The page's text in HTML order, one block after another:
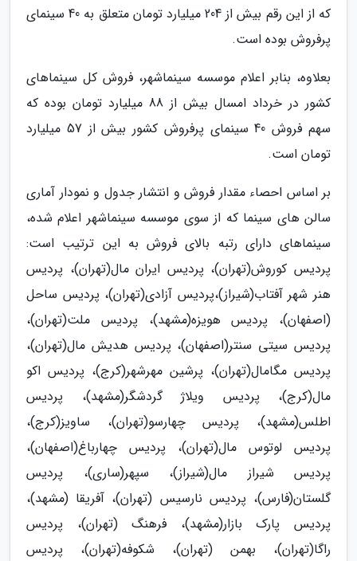
که از این رقم بیش از 204 میلیارد تومان متعلق به 40 سینمای
پرفروش بوده است.
بعلاوه، بنابر اعلام موسسه سینماشهر، فروش کل سینماهای
کشور در خرداد امسال بیش از 88 میلیارد تومان بوده که
سهم فروش 40 سینمای پرفروش کشور بیش از 57 میلیارد
تومان است.
بر اساس احصاء مقدار فروش و انتشار جدول و نمودار آماری
سالن های سینما که از سوی موسسه سینماشهر اعلام شده،
سینماهای دارای رتبه بالای فروش به این ترتیب است:
پردیس کوروش(تهران)، پردیس ایران مال(تهران)، پردیس
هنر شهر آفتاب(شیراز)،پردیس آزادی(تهران)، پردیس ساحل
(اصفهان)، پردیس هویزه(مشهد)، پردیس ملت(تهران)،
پردیس سیتی سنتر(اصفهان)، پردیس هدیش مال(تهران)،
پردیس مگامال(تهران)، پرشین مهرشهر(کرج)، پردیس اکو
مال(کرج)، پردیس ویلاژ گردشگر(مشهد)، پردیس
اطلس(مشهد)، پردیس چهارسو(تهران)، ساویز(کرج)،
پردیس لوتوس مال(تهران)، پردیس چهارباغ(اصفهان)،
پردیس شیراز مال(شیراز)، سپهر(ساری)، پردیس
گلستان(فارس)، پردیس نارسیس (تهران)، آفریقا (مشهد)،
پردیس پارک بازار(مشهد)، فرهنگ (تهران)، پردیس
راگا(تهران)، بهمن (تهران)، شکوفه(تهران)، پردیس